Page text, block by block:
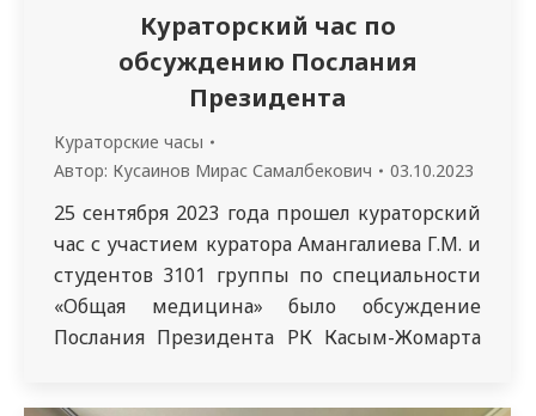
Кураторский час по
обсуждению Послания
Президента
Кураторские часы
Автор: Кусаинов Мирас Самалбекович 03.10.2023
25 сентября 2023 года прошел кураторский
час с участием куратора Амангалиева Г.М. и
студентов 3101 группы по специальности
«Общая медицина» было обсуждение
Послания Президента РК Касым-Жомарта